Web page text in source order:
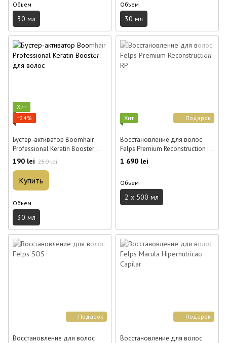
Объем
30 мл
Объем
30 мл
Хит
−24%
Бустер-активатор Boomhair
Professional Keratin Booster
для волос 30 мл
190 lei 250 lei
Купить
Объем
30 мл
Подарок
Хит
Восстановление для волос
Felps Premium Reconstruction RP
2×500 мл
1 690 lei
Объем
2 x 500 мл
Подарок
Восстановление для волос
Подарок
Восстановление для волос